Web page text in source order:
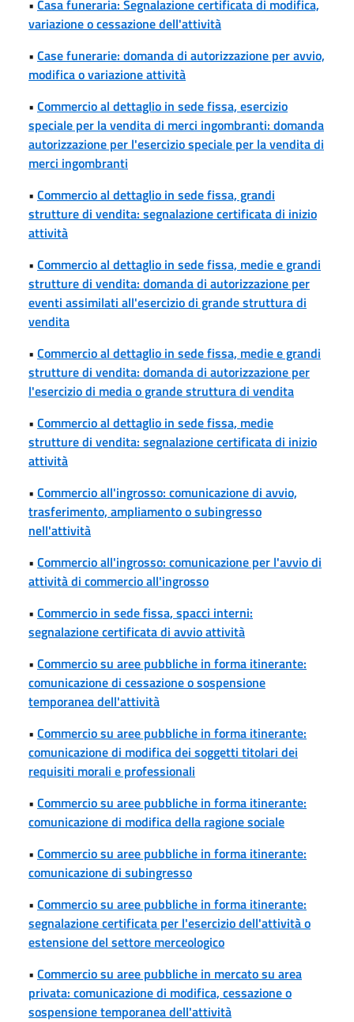
• Casa funeraria: Segnalazione certificata di modifica,
variazione o cessazione dell'attività
• Case funerarie: domanda di autorizzazione per avvio,
modifica o variazione attività
• Commercio al dettaglio in sede fissa, esercizio
speciale per la vendita di merci ingombranti: domanda
autorizzazione per l'esercizio speciale per la vendita di
merci ingombranti
• Commercio al dettaglio in sede fissa, grandi
strutture di vendita: segnalazione certificata di inizio
attività
• Commercio al dettaglio in sede fissa, medie e grandi
strutture di vendita: domanda di autorizzazione per
eventi assimilati all'esercizio di grande struttura di
vendita
• Commercio al dettaglio in sede fissa, medie e grandi
strutture di vendita: domanda di autorizzazione per
l'esercizio di media o grande struttura di vendita
• Commercio al dettaglio in sede fissa, medie
strutture di vendita: segnalazione certificata di inizio
attività
• Commercio all'ingrosso: comunicazione di avvio,
trasferimento, ampliamento o subingresso
nell'attività
• Commercio all'ingrosso: comunicazione per l'avvio di
attività di commercio all'ingrosso
• Commercio in sede fissa, spacci interni:
segnalazione certificata di avvio attività
• Commercio su aree pubbliche in forma itinerante:
comunicazione di cessazione o sospensione
temporanea dell'attività
• Commercio su aree pubbliche in forma itinerante:
comunicazione di modifica dei soggetti titolari dei
requisiti morali e professionali
• Commercio su aree pubbliche in forma itinerante:
comunicazione di modifica della ragione sociale
• Commercio su aree pubbliche in forma itinerante:
comunicazione di subingresso
• Commercio su aree pubbliche in forma itinerante:
segnalazione certificata per l'esercizio dell'attività o
estensione del settore merceologico
• Commercio su aree pubbliche in mercato su area
privata: comunicazione di modifica, cessazione o
sospensione temporanea dell'attività